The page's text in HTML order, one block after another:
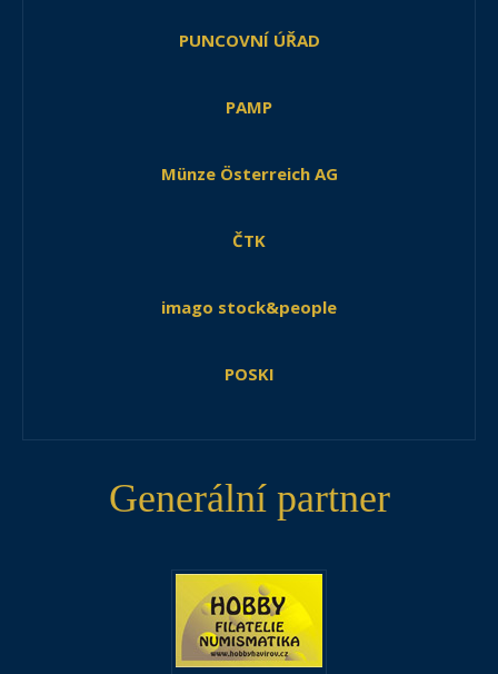
PUNCOVNÍ ÚŘAD
PAMP
Münze Österreich AG
ČTK
imago stock&people
POSKI
Generální partner